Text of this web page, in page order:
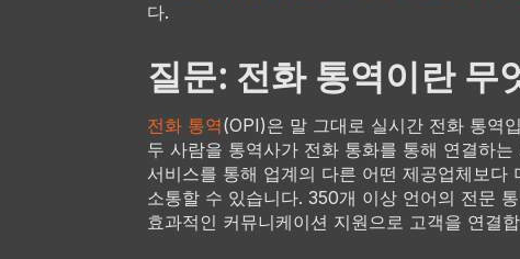
다.
질문: 전화 통역이란 무
전화 통역(OPI)은 말 그대로 실시간 전화 통역
두 사람을 통역사가 전화 통화를 통해 연결하
서비스를 통해 업계의 다른 어떤 제공업체보다
소통할 수 있습니다. 350개 이상 언어의 전문
효과적인 커뮤니케이션 지원으로 고객을 연결